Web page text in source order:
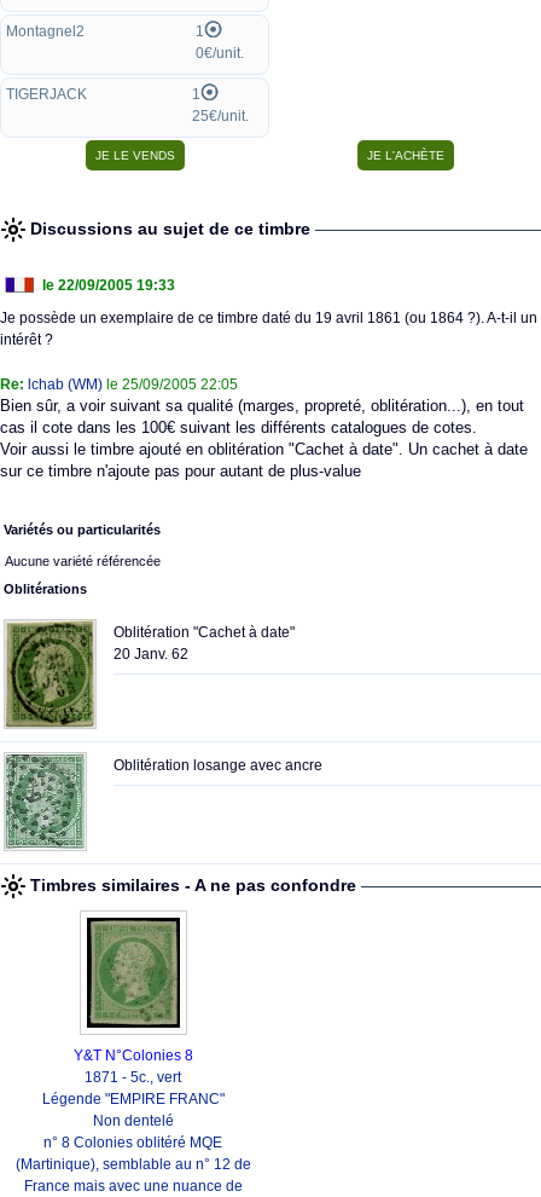
Montagnel2
1
0€/unit.
TIGERJACK
1
25€/unit.
Discussions au sujet de ce timbre
le 22/09/2005 19:33
Je possède un exemplaire de ce timbre daté du 19 avril 1861 (ou 1864 ?). A-t-il un
intérêt ?
Re: lchab (WM) le 25/09/2005 22:05
Bien sûr, a voir suivant sa qualité (marges, propreté, oblitération...), en tout
cas il cote dans les 100€ suivant les différents catalogues de cotes.
Voir aussi le timbre ajouté en oblitération "Cachet à date". Un cachet à date
sur ce timbre n'ajoute pas pour autant de plus-value
Variétés ou particularités
Aucune variété référencée
Oblitérations
Oblitération "Cachet à date"
20 Janv. 62
Oblitération losange avec ancre
Timbres similaires - A ne pas confondre
Y&T N°Colonies 8
1871 - 5c., vert
Légende "EMPIRE FRANC"
Non dentelé
n° 8 Colonies oblitéré MQE
(Martinique), semblable au n° 12 de
France mais avec une nuance de